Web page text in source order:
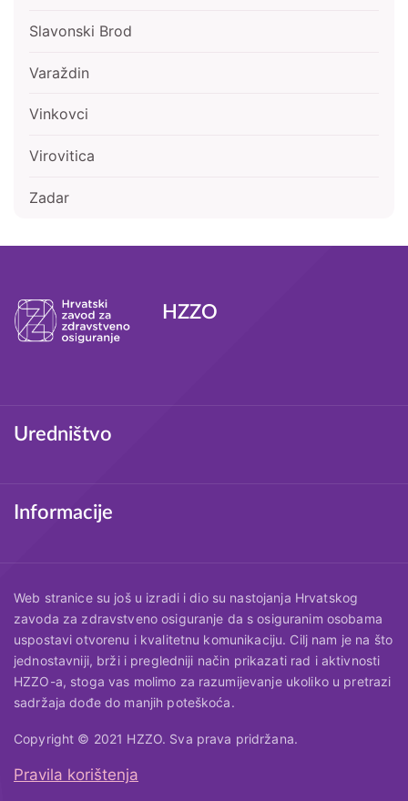
Slavonski Brod
Varaždin
Vinkovci
Virovitica
Zadar
Podnožje
HZZO
Uredništvo
Informacije
Web stranice su još u izradi i dio su nastojanja Hrvatskog
zavoda za zdravstveno osiguranje da s osiguranim osobama
uspostavi otvorenu i kvalitetnu komunikaciju. Cilj nam je na što
jednostavniji, brži i pregledniji način prikazati rad i aktivnosti
HZZO-a, stoga vas molimo za razumijevanje ukoliko u pretrazi
sadržaja dođe do manjih poteškoća.
Copyright © 2021 HZZO. Sva prava pridržana.
Pravila korištenja